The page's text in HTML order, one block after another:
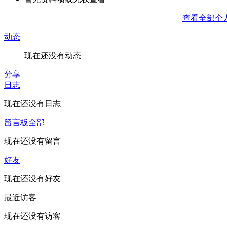
查看全部个
动态
现在还没有动态
分享
日志
现在还没有日志
留言板全部
现在还没有留言
好友
现在还没有好友
最近访客
现在还没有访客